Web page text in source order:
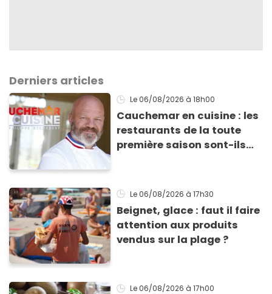
Derniers articles
Le 06/08/2026 à 18h00
Cauchemar en cuisine : les
restaurants de la toute
première saison sont-ils
Le 06/08/2026 à 17h30
Beignet, glace : faut il faire
attention aux produits
vendus sur la plage ?
Le 06/08/2026 à 17h00